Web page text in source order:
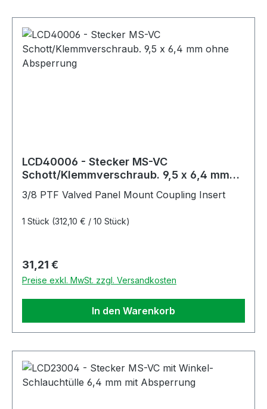
LCD40006 - Stecker MS-VC
Schott/Klemmverschraub. 9,5 x 6,4 mm
3/8 PTF Valved Panel Mount Coupling Insert
1 Stück (312,10 € / 10 Stück)
Regulärer Preis:
31,21 €
Preise exkl. MwSt. zzgl. Versandkosten
In den Warenkorb